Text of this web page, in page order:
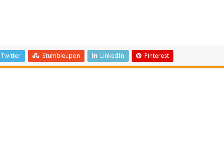
Twitter Stumbleupon LinkedIn Pinterest